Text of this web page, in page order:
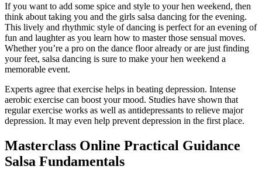
If you want to add some spice and style to your hen weekend, then
think about taking you and the girls salsa dancing for the evening.
This lively and rhythmic style of dancing is perfect for an evening of
fun and laughter as you learn how to master those sensual moves.
Whether you’re a pro on the dance floor already or are just finding
your feet, salsa dancing is sure to make your hen weekend a
memorable event.
Experts agree that exercise helps in beating depression. Intense
aerobic exercise can boost your mood. Studies have shown that
regular exercise works as well as antidepressants to relieve major
depression. It may even help prevent depression in the first place.
Masterclass Online Practical Guidance
Salsa Fundamentals